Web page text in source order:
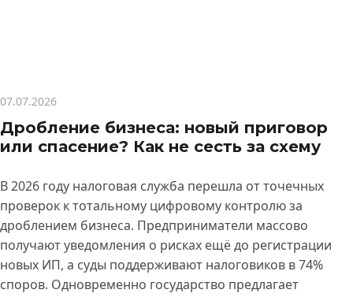
07.07.2026
Дробление бизнеса: новый приговор
или спасение? Как не сесть за схему
В 2026 году налоговая служба перешла от точечных
проверок к тотальному цифровому контролю за
дроблением бизнеса. Предприниматели массово
получают уведомления о рисках ещё до регистрации
новых ИП, а суды поддерживают налоговиков в 74%
споров. Одновременно государство предлагает